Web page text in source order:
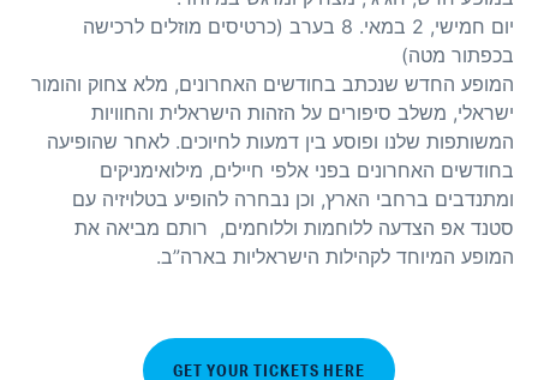
יום חמישי, 2 במאי. 8 בערב (כרטיסים מוזלים לרכישה
בכפתור מטה)
המופע החדש שנכתב בחודשים האחרונים, מלא צחוק והומור
ישראלי, משלב סיפורים על הזהות הישראלית והחוויות
המשותפות שלנו ופוסע בין דמעות לחיוכים. לאחר שהופיעה
בחודשים האחרונים בפני אלפי חיילים, מילואימניקים
ומתנדבים ברחבי הארץ, וכן נבחרה להופיע בטלויזיה עם
סטנד אפ הצדעה ללוחמות וללוחמים, רותם מביאה את
המופע המיוחד לקהילות הישראליות בארה”ב.
GET YOUR TICKETS HERE